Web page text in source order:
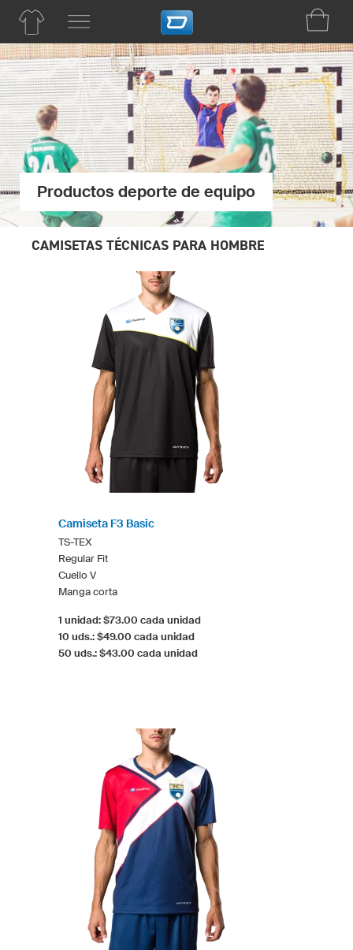
Productos deporte de equipo
CAMISETAS TÉCNICAS PARA HOMBRE
Camiseta F3 Basic
TS-TEX
Regular Fit
Cuello V
Manga corta
1 unidad: $73.00 cada unidad
10 uds.: $49.00 cada unidad
50 uds.: $43.00 cada unidad